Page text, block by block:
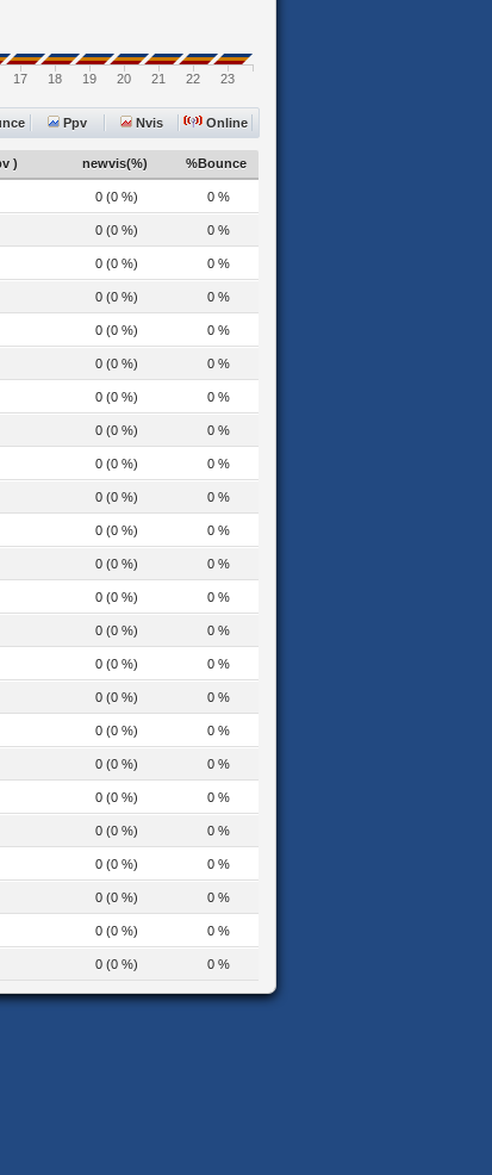
17 18 19 20 21 22 23
Ppv Nvis Online
) newvis(%) %Bounce
0 (0 %) 0 %
0 (0 %) 0 %
0 (0 %) 0 %
0 (0 %) 0 %
0 (0 %) 0 %
0 (0 %) 0 %
0 (0 %) 0 %
0 (0 %) 0 %
0 (0 %) 0 %
0 (0 %) 0 %
0 (0 %) 0 %
0 (0 %) 0 %
0 (0 %) 0 %
0 (0 %) 0 %
0 (0 %) 0 %
0 (0 %) 0 %
0 (0 %) 0 %
0 (0 %) 0 %
0 (0 %) 0 %
0 (0 %) 0 %
0 (0 %) 0 %
0 (0 %) 0 %
0 (0 %) 0 %
0 (0 %) 0 %